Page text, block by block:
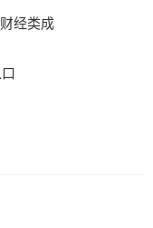
经类成